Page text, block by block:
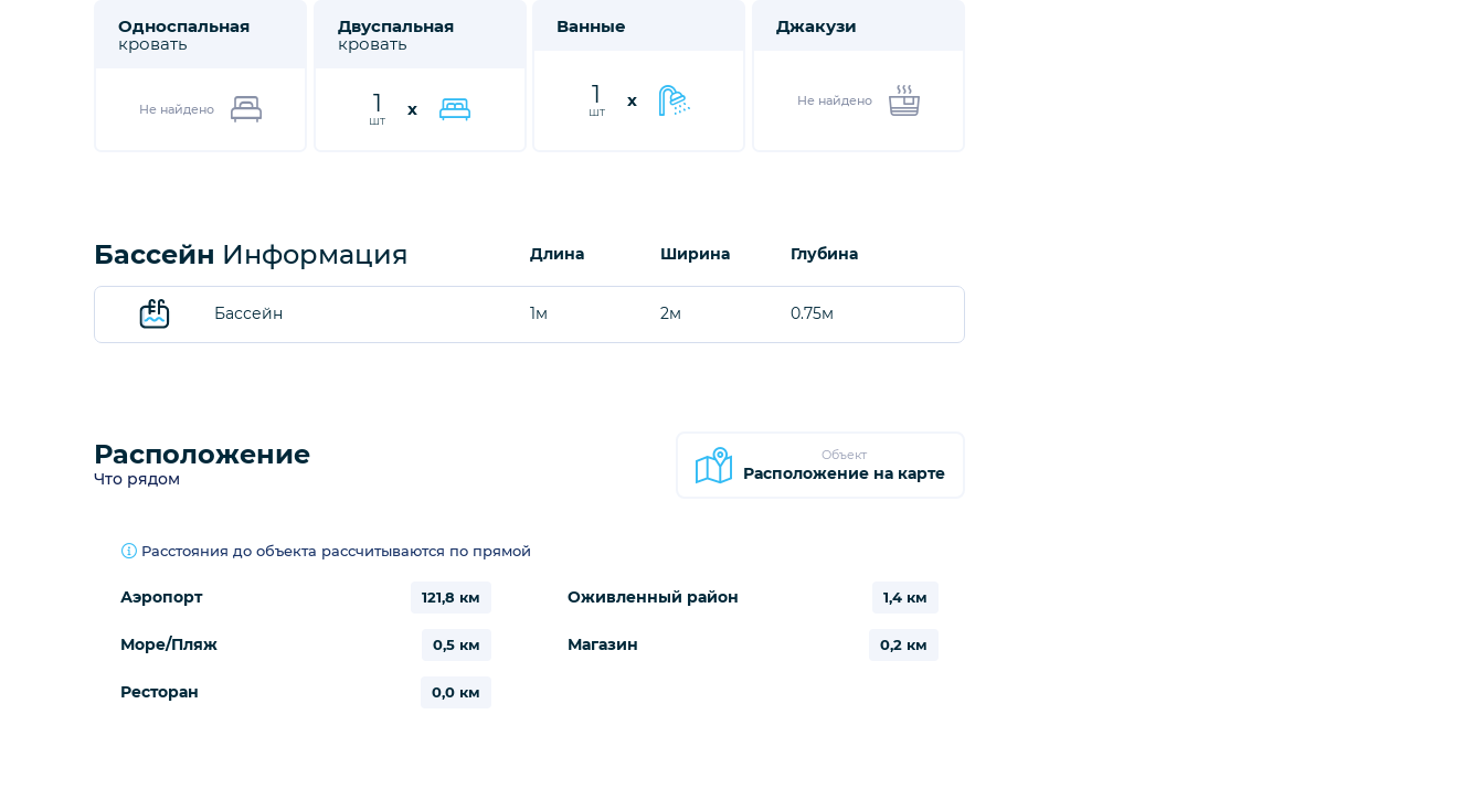
Односпальная
кровать
Не найдено
Двуспальная
кровать
1
шт
x
Ванные
1
шт
x
Джакузи
Не найдено
Бассейн Информация Длина Ширина Глубина
Бассейн 1м 2м 0.75м
Расположение
Что рядом
Объект
Расположение на карте
Расстояния до объекта рассчитываются по прямой
Аэропорт 121,8 км Оживленный район 1,4 км
Море/Пляж 0,5 км Магазин 0,2 км
Ресторан 0,0 км